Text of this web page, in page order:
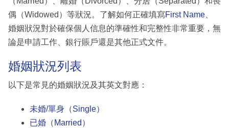
偶（Widowed）等狀況。了解如何正確填寫First Name
婚姻狀況對於確保個人信息的準確性和完整性非常重要，無
論是申請工作、銀行賬戶還是其他正式文件。
婚姻狀況列表
以下是常見的婚姻狀況及其英文對應：
未婚/單身（Single）
已婚（Married）